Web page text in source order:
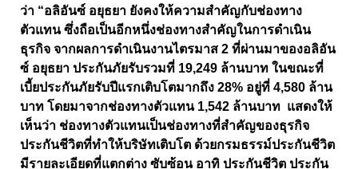
ว่า “อลิอันซ์ อยุธยา ยังคงให้ความสำคัญกับช่องทาง
ตัวแทน ซึ่งถือเป็นอีกหนึ่งช่องทางสำคัญในการดำเนิน
ธุรกิจ จากผลการดำเนินงานไตรมาส 2 ที่ผ่านมาของอลิอัน
ซ์ อยุธยา ประกันภัยรับรวมที่ 19,249 ล้านบาท ในขณะที่
เบี้ยประกันภัยรับปีแรกเติบโตมากถึง 28% อยู่ที่ 4,580 ล้าน
บาท โดยมาจากช่องทางตัวแทน 1,542 ล้านบาท แสดงให้
เห็นว่า ช่องทางตัวแทนเป็นช่องทางที่สำคัญของธุรกิจ
ประกันชีวิตที่ทำให้บริษัทเติบโต ด้วยกรมธรรม์ประกันชีวิต
มีรายละเอียดที่แตกต่าง ซับซ้อน อาทิ ประกันชีวิต ประกัน